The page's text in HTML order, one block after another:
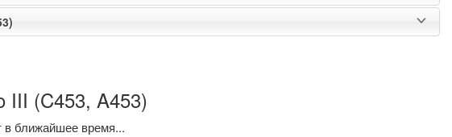
III (C453, A453)
ближайшее время...